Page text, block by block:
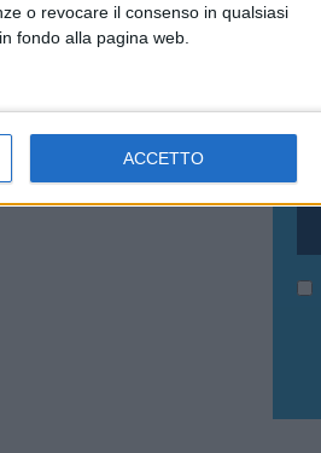
o revocare il consenso in qualsiasi
fondo alla pagina web.
ACCETTO